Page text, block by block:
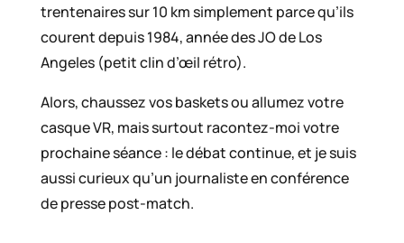
trentenaires sur 10 km simplement parce qu’ils
courent depuis 1984, année des JO de Los
Angeles (petit clin d’œil rétro).
Alors, chaussez vos baskets ou allumez votre
casque VR, mais surtout racontez-moi votre
prochaine séance : le débat continue, et je suis
aussi curieux qu’un journaliste en conférence
de presse post-match.